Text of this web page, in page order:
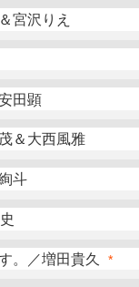
宮沢りえ
田顕
＆大西風雅
斗
。／増田貴久 *